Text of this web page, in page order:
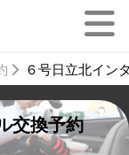
６号日立北イン
交換予約